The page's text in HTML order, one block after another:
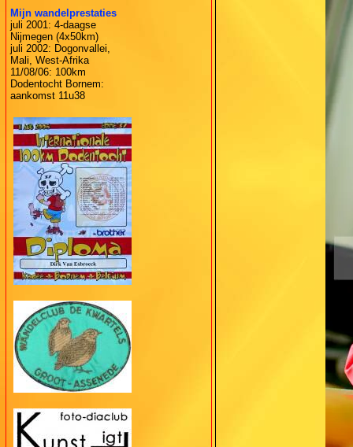
Mijn wandelprestaties
juli 2001: 4-daagse
Nijmegen (4x50km)
juli 2002: Dogonvallei,
Mali, West-Afrika
11/08/06: 100km
Dodentocht Bornem:
aankomst 11u38